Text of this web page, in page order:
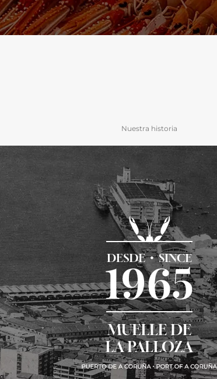
Nuestra historia